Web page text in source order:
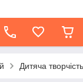
Дитяча творчість